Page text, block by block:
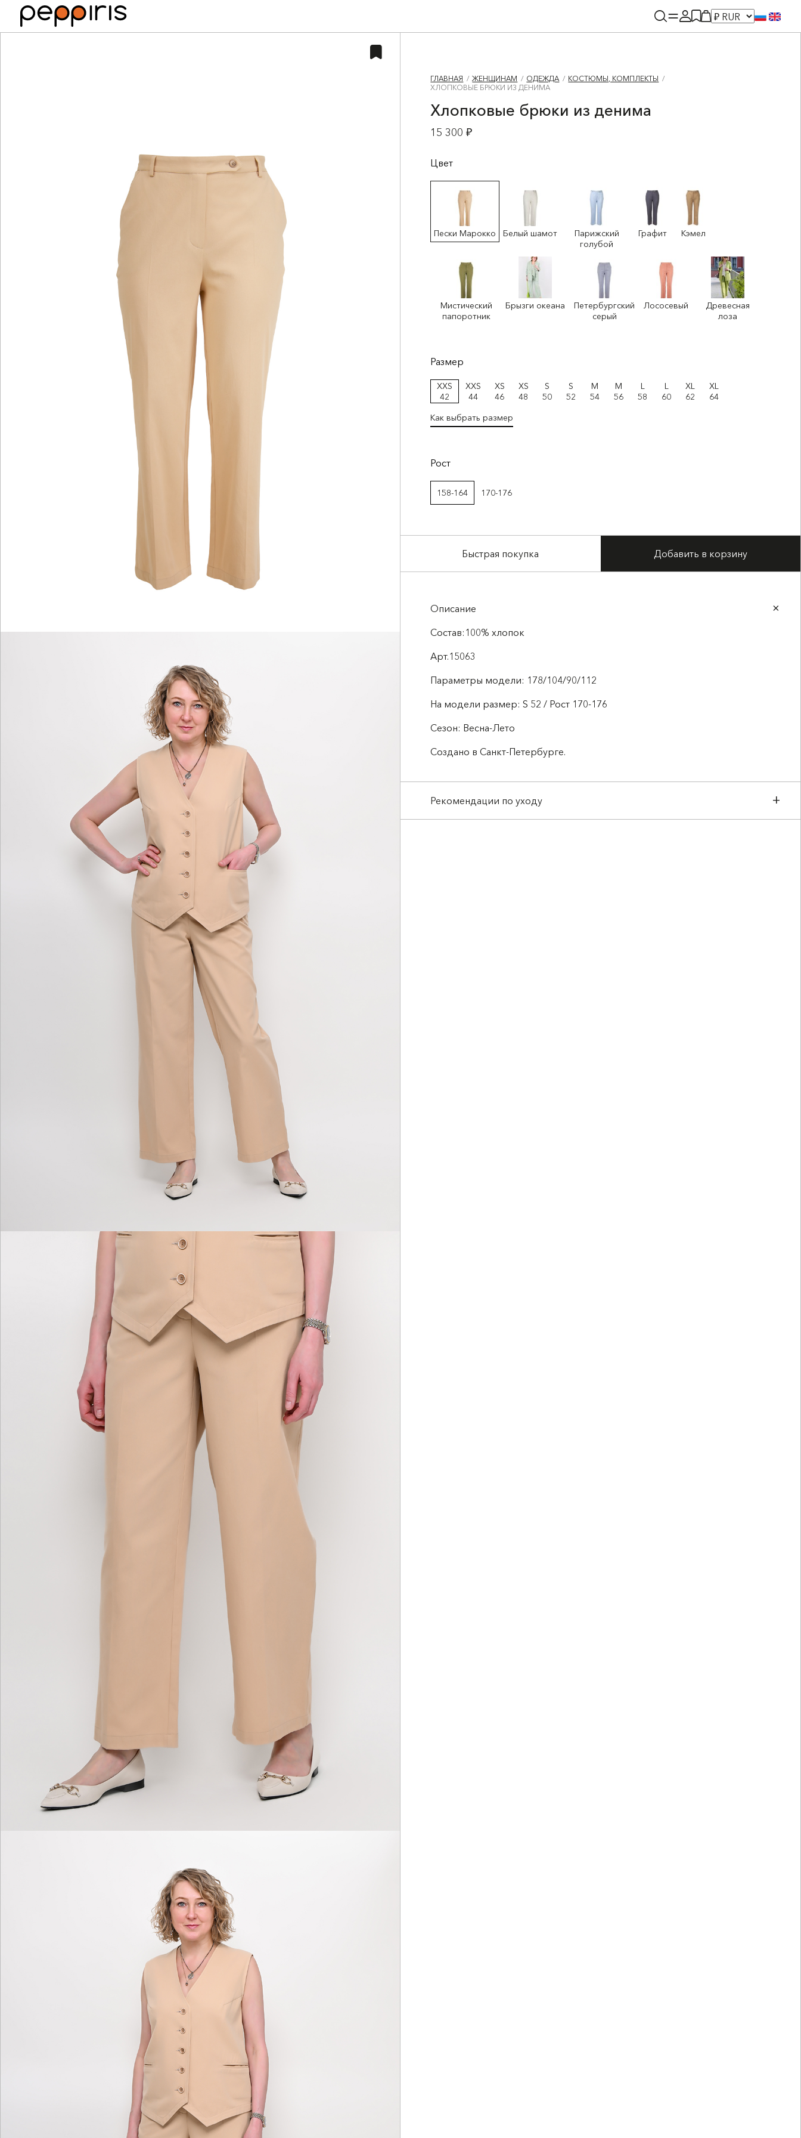
ГЛАВНАЯ ЖЕНЩИНАМ ОДЕЖДА
КОСТЮМЫ, КОМПЛЕКТЫ
ХЛОПКОВЫЕ БРЮКИ ИЗ ДЕНИМА
Хлопковые брюки из денима
15 300 ₽
Цвет
Пески Марокко Белый шамот
Парижский
голубой
Графит Кэмел
Мистический
папоротник
Брызги океана
Петербургский
серый
Лососевый
Древесная
лоза
Размер
XXS
42
XXS
44
XS
46
XS
48
S
50
S
52
M
54
M
56
L
58
L
60
XL
62
XL
64
Как выбрать размер
Рост
158-164 170-176
Быстрая покупка Добавить в корзину
Описание
Состав:100% хлопок
Арт.15063
Параметры модели: 178/104/90/112
На модели размер: S 52 / Рост 170-176
Сезон: Весна-Лето
Создано в Санкт-Петербурге.
Рекомендации по уходу